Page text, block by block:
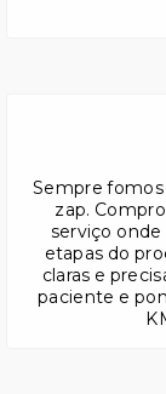
Sempre
zap.
serviço
etapas do
claras e
paciente e